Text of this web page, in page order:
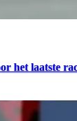
het laatste